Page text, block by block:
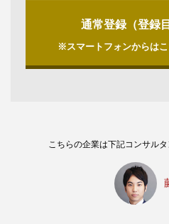
通常登録（登録
※スマートフォンからはこ
こちらの企業は下記コンサル